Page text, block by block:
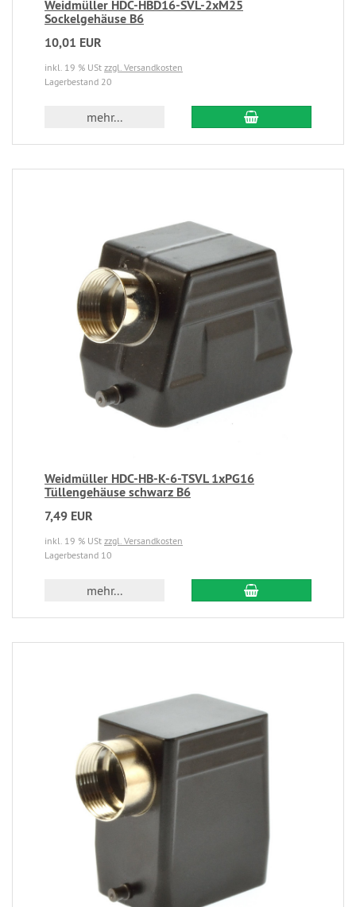
Weidmüller HDC-HBD16-SVL-2xM25
Sockelgehäuse B6
10,01 EUR
inkl. 19 % USt zzgl. Versandkosten
Lagerbestand 20
mehr...
Weidmüller HDC-HB-K-6-TSVL 1xPG16
Tüllengehäuse schwarz B6
7,49 EUR
inkl. 19 % USt zzgl. Versandkosten
Lagerbestand 10
mehr...